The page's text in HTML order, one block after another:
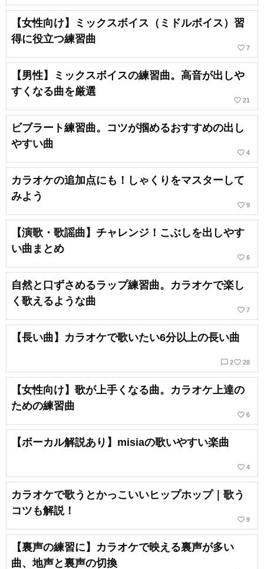
【女性向け】ミックスボイス（ミドルボイス）習
得に役立つ練習曲
favorite_border 7
【男性】ミックスボイスの練習曲。高音が出しや
すくなる曲を厳選
favorite_border 21
ビブラート練習曲。コツが掴めるおすすめの出し
やすい曲
favorite_border 4
カラオケの追加点にも！しゃくりをマスターして
みよう
favorite_border 9
【演歌・歌謡曲】チャレンジ！こぶしを出しやす
い曲まとめ
favorite_border 6
自然と口ずさめるラップ練習曲。カラオケで楽し
く歌えるような曲
favorite_border 7
【長い曲】カラオケで歌いたい6分以上の長い曲
chat_bubble_outline 2favorite_border 28
【女性向け】歌が上手くなる曲。カラオケ上達の
ための練習曲
favorite_border 6
【ボーカル解説あり】misiaの歌いやすい楽曲
favorite_border 4
カラオケで歌うとかっこいいヒップホップ｜歌う
コツも解説！
favorite_border 9
【裏声の練習に】カラオケで映える裏声が多い
曲、地声と裏声の切換